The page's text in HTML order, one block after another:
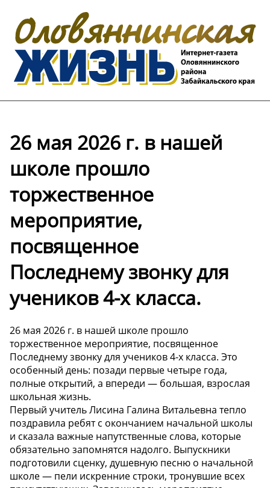
26 мая 2026 г. в нашей
школе прошло
торжественное
мероприятие,
посвященное
Последнему звонку для
учеников 4-х класса.
26 мая 2026 г. в нашей школе прошло
торжественное мероприятие, посвященное
Последнему звонку для учеников 4-х класса. Это
особенный день: позади первые четыре года,
полные открытий, а впереди — большая, взрослая
школьная жизнь.
Первый учитель Лисина Галина Витальевна тепло
поздравила ребят с окончанием начальной школы
и сказала важные напутственные слова, которые
обязательно запомнятся надолго. Выпускники
подготовили сценку, душевную песню о начальной
школе — пели искренние строки, тронувшие всех